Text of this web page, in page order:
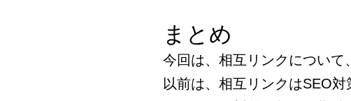
まとめ
今回は、相互リンクについて
以前は、相互リンクはSEO